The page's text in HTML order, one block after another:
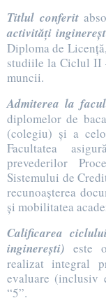
Titlul conferit
activități
Diploma de
studiile la Ciclul II
muncii.
Admiterea la
diplomelor de
(colegiu) şi a
Facultatea
prevederilor
Sistemului de
recunoaşterea
şi mobilitatea
Calificarea
inginereşti) este
realizat integral
evaluare (inclusiv
“5”.